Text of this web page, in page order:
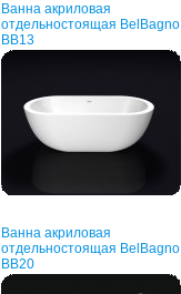
Ванна акриловая
отдельностоящая BelBagno
BB13
Ванна акриловая
отдельностоящая BelBagno
BB20